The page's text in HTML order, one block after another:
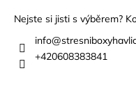
Nejste si jisti s výběrem?
info@
+420608383841